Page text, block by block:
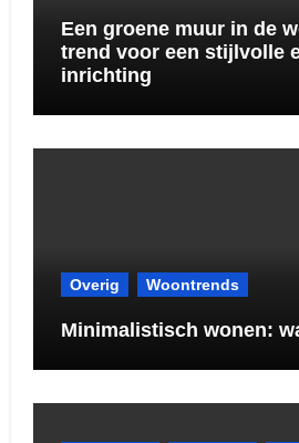
Een groene muur in de
trend voor een stijlvolle
inrichting
Overig Woontrends
Minimalistisch wonen: